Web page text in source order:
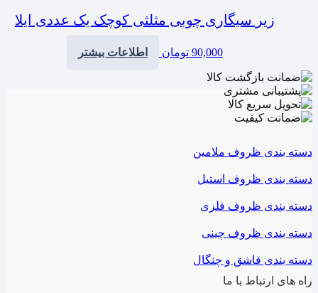
زیر سیگاری چوبی مثلثی کوچک یک عددی ایلا
90,000 تومان اطلاعات بیشتر
دسته بندی ظروف ملامین
دسته بندی ظروف استیل
دسته بندی ظروف فلزی
دسته بندی ظروف چینی
دسته بندی قاشق و چنگال
راه های ارتباط با ما